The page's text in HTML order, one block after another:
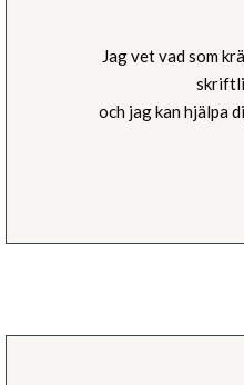
Jag vet vad som
och jag kan hjälpa